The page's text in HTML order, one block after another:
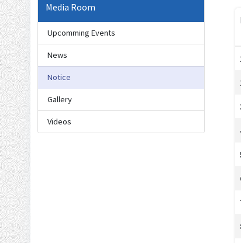
Media Room
Upcomming Events
News
Notice
Gallery
Videos